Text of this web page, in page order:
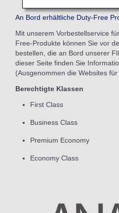
An Bord erhältliche Duty-Free
Mit unserem Vorbestellservice
Free-Produkte können Sie vor
bestellen, die an Bord unserer
dieser Seite finden Sie
(Ausgenommen die Websites
Berechtigte Klassen
First Class
Business Class
Premium Economy
Economy Class